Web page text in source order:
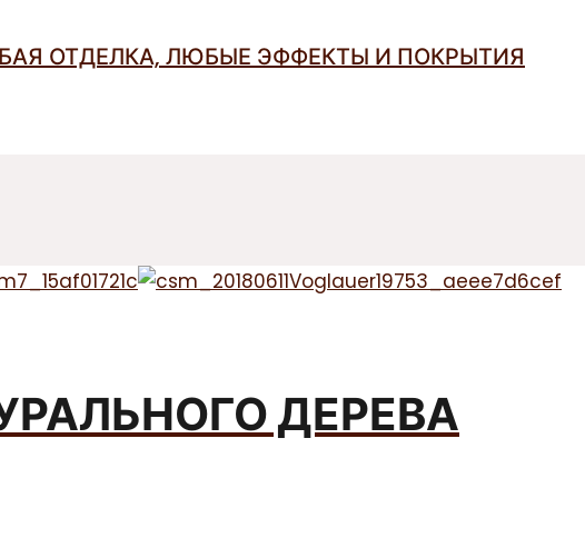
ОТДЕЛКА, ЛЮБЫЕ ЭФФЕКТЫ И ПОКРЫТИЯ
ДЕРЕВА